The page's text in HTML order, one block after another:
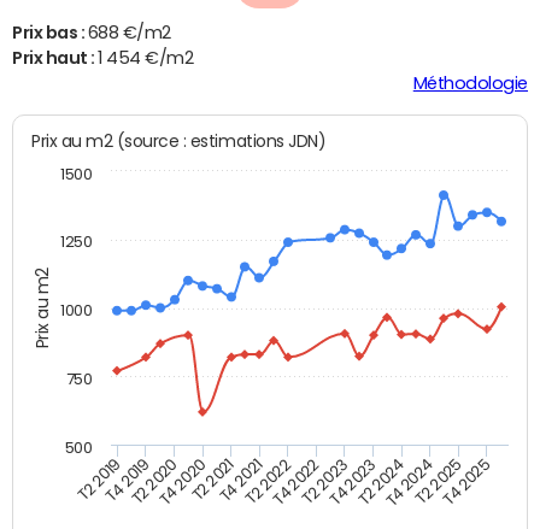
Prix bas : 688 €/m2
Prix haut :1 454 €/m2
Méthodologie
Prix au m2
Prix au m2 (source : estimations JDN)
T2 2019T4 2019T2 2020T4 2020T2 2021T4 2021T2 2022T4 2022T2 2023T4 2023T2 2024T4 2024T2 2025T4 2025
500
750
1000
1250
1500